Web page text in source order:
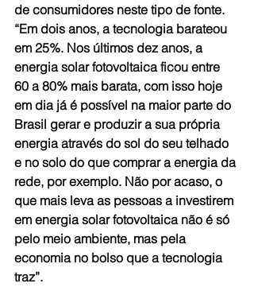
de consumidores neste tipo de fonte.
“Em dois anos, a tecnologia barateou
em 25%. Nos últimos dez anos, a
energia solar fotovoltaica ficou entre
60 a 80% mais barata, com isso hoje
em dia já é possível na maior parte do
Brasil gerar e produzir a sua própria
energia através do sol do seu telhado
e no solo do que comprar a energia da
rede, por exemplo. Não por acaso, o
que mais leva as pessoas a investirem
em energia solar fotovoltaica não é só
pelo meio ambiente, mas pela
economia no bolso que a tecnologia
traz”.